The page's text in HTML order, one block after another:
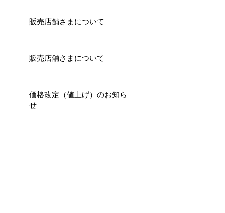
販売店舗さまについて
販売店舗さまについて
価格改定（値上げ）のお知ら
せ